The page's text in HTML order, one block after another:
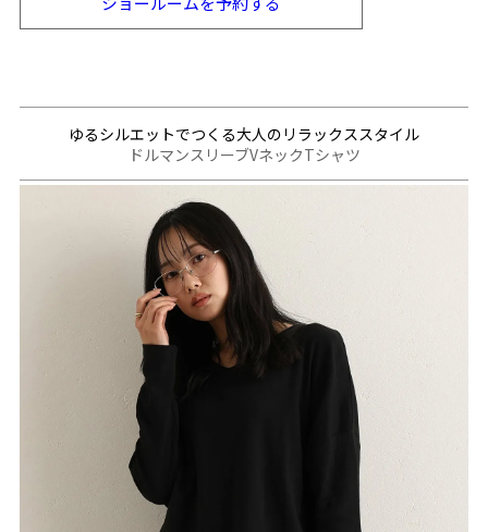
ゆるシルエットでつくる大人のリラックススタイル
ドルマンスリーブVネックTシャツ